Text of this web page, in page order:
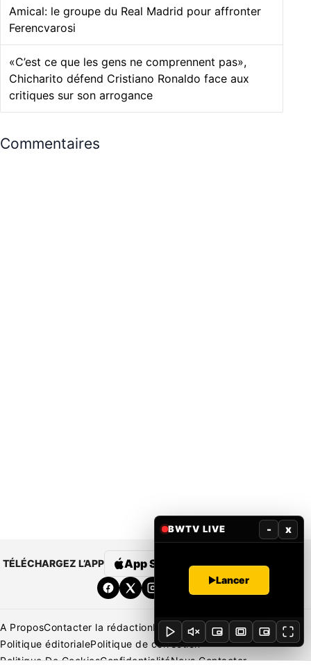
Amical: le groupe du Real Madrid pour affronter
Ferencvarosi
«C’est ce que les gens ne comprennent pas»,
Chicharito défend Cristiano Ronaldo face aux
critiques sur son arrogance
Commentaires
TÉLÉCHARGEZ L’APP App Store Google Play
A ProposContacter la rédactionRédaction Mentions légales
Politique éditorialePolitique de correction
Politique De CookiesConfidentialitéNous Contacter
BWTV LIVE - x
Lancer